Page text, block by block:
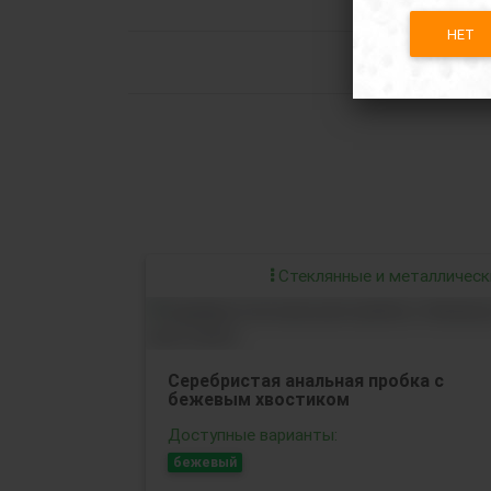
НЕТ
Стеклянные и
Серебристая анальная пробка с
бежевым хвостиком
Доступные варианты:
бежевый